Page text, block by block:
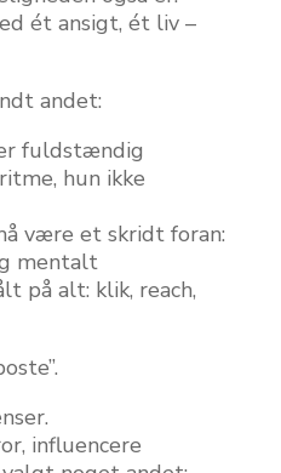
ét ansigt, ét liv –
andet:
fuldstændig
hun ikke
være et skridt foran:
mentalt
på alt: klik, reach,
influencere